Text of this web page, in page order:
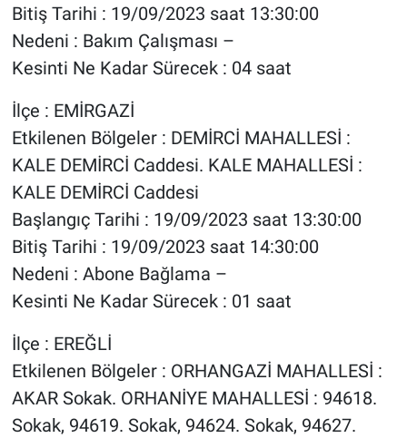
Bitiş Tarihi : 19/09/2023 saat 13:30:00
Nedeni : Bakım Çalışması –
Kesinti Ne Kadar Sürecek : 04 saat
İlçe : EMİRGAZİ
Etkilenen Bölgeler : DEMİRCİ MAHALLESİ :
KALE DEMİRCİ Caddesi. KALE MAHALLESİ :
KALE DEMİRCİ Caddesi
Başlangıç Tarihi : 19/09/2023 saat 13:30:00
Bitiş Tarihi : 19/09/2023 saat 14:30:00
Nedeni : Abone Bağlama –
Kesinti Ne Kadar Sürecek : 01 saat
İlçe : EREĞLİ
Etkilenen Bölgeler : ORHANGAZİ MAHALLESİ :
AKAR Sokak. ORHANİYE MAHALLESİ : 94618.
Sokak, 94619. Sokak, 94624. Sokak, 94627.